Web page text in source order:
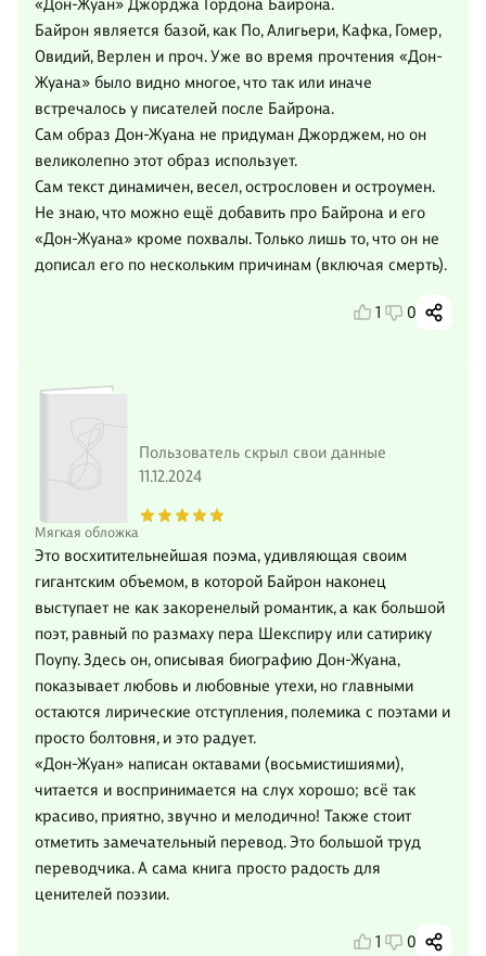
«Дон-Жуан» Джорджа Гордона Байрона.
Байрон является базой, как По, Алигьери, Кафка, Гомер,
Овидий, Верлен и проч. Уже во время прочтения «Дон-
Жуана» было видно многое, что так или иначе
встречалось у писателей после Байрона.
Сам образ Дон-Жуана не придуман Джорджем, но он
великолепно этот образ использует.
Сам текст динамичен, весел, острословен и остроумен.
Не знаю, что можно ещё добавить про Байрона и его
«Дон-Жуана» кроме похвалы. Только лишь то, что он не
дописал его по нескольким причинам (включая смерть).
1 0
Мягкая обложка
Пользователь скрыл свои данные
11.12.2024
Это восхитительнейшая поэма, удивляющая своим
гигантским объемом, в которой Байрон наконец
выступает не как закоренелый романтик, а как большой
поэт, равный по размаху пера Шекспиру или сатирику
Поупу. Здесь он, описывая биографию Дон-Жуана,
показывает любовь и любовные утехи, но главными
остаются лирические отступления, полемика с поэтами и
просто болтовня, и это радует.
«Дон-Жуан» написан октавами (восьмистишиями),
читается и воспринимается на слух хорошо; всё так
красиво, приятно, звучно и мелодично! Также стоит
отметить замечательный перевод. Это большой труд
переводчика. А сама книга просто радость для
ценителей поэзии.
1 0